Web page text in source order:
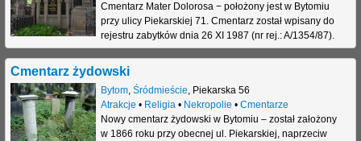
Cmentarz Mater Dolorosa − położony jest w Bytomiu
przy ulicy Piekarskiej 71. Cmentarz został wpisany do
rejestru zabytków dnia 26 XI 1987 (nr rej.: A/1354/87).
Cmentarz żydowski
Bytom, Śródmieście, Piekarska 56
Atrakcje • Religia• Nekropolie • Cmentarze
Nowy cmentarz żydowski w Bytomiu – został założony
w 1866 roku przy obecnej ul. Piekarskiej, naprzeciw